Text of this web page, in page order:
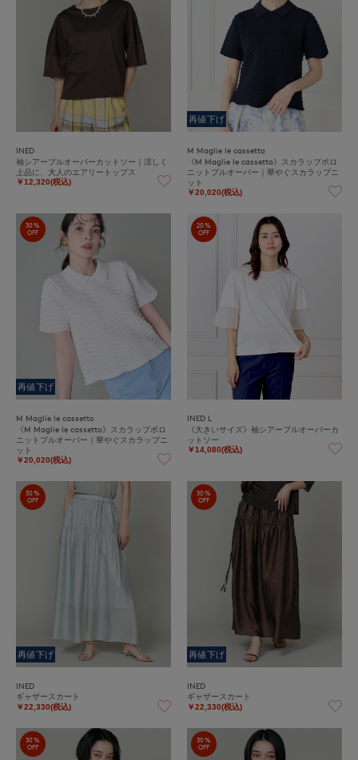
INED
袖シアープルオーバーカットソー｜涼しく
上品に、大人のエアリートップス
￥12,320(税込)
再値下げ
M Maglie le cassetto
《M Maglie le cassetto》スカラップポロ
ニットプルオーバー｜華やぐスカラップニ
ット
￥20,020(税込)
30%
OFF
再値下げ
M Maglie le cassetto
《M Maglie le cassetto》スカラップポロ
ニットプルオーバー｜華やぐスカラップニ
ット
￥20,020(税込)
20%
OFF
INED L
《大きいサイズ》袖シアープルオーバーカ
ットソー
￥14,080(税込)
30%
OFF
再値下げ
INED
ギャザースカート
￥22,330(税込)
30%
OFF
再値下げ
INED
ギャザースカート
￥22,330(税込)
30%
OFF
30%
OFF